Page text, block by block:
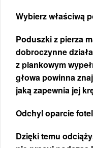
Wybierz właściwą
Poduszki z pierza
dobroczynne
z piankowym
głowa powinna
jaką zapewnia jej
Odchyl oparcie
Dzięki temu